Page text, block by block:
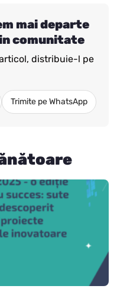
mai departe
comunitate
distribuie-l pe
Trimite pe WhatsApp